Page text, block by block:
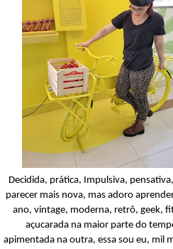
Decidida, prática, Impulsiva,
parecer mais nova, mas adoro
ano, vintage, moderna, retrô, geek,
açucarada na maior parte do
apimentada na outra, essa sou eu, mil